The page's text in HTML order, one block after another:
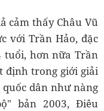
cảm thấy Châu Vũ
với Trần Hảo, đặc
tuổi, hơn nữa Trần
định trong giới giải
dân như nàng
bản 2003, Điêu